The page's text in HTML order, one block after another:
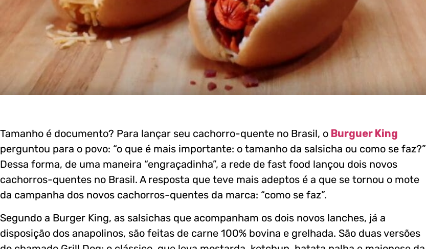
Tamanho é documento? Para lançar seu cachorro-quente no Brasil, o Burguer King
perguntou para o povo: “o que é mais importante: o tamanho da salsicha ou como se faz?”
Dessa forma, de uma maneira “engraçadinha”, a rede de fast food lançou dois novos
cachorros-quentes no Brasil. A resposta que teve mais adeptos é a que se tornou o mote
da campanha dos novos cachorros-quentes da marca: “como se faz”.
Segundo a Burger King, as salsichas que acompanham os dois novos lanches, já a
disposição dos anapolinos, são feitas de carne 100% bovina e grelhada. São duas versões